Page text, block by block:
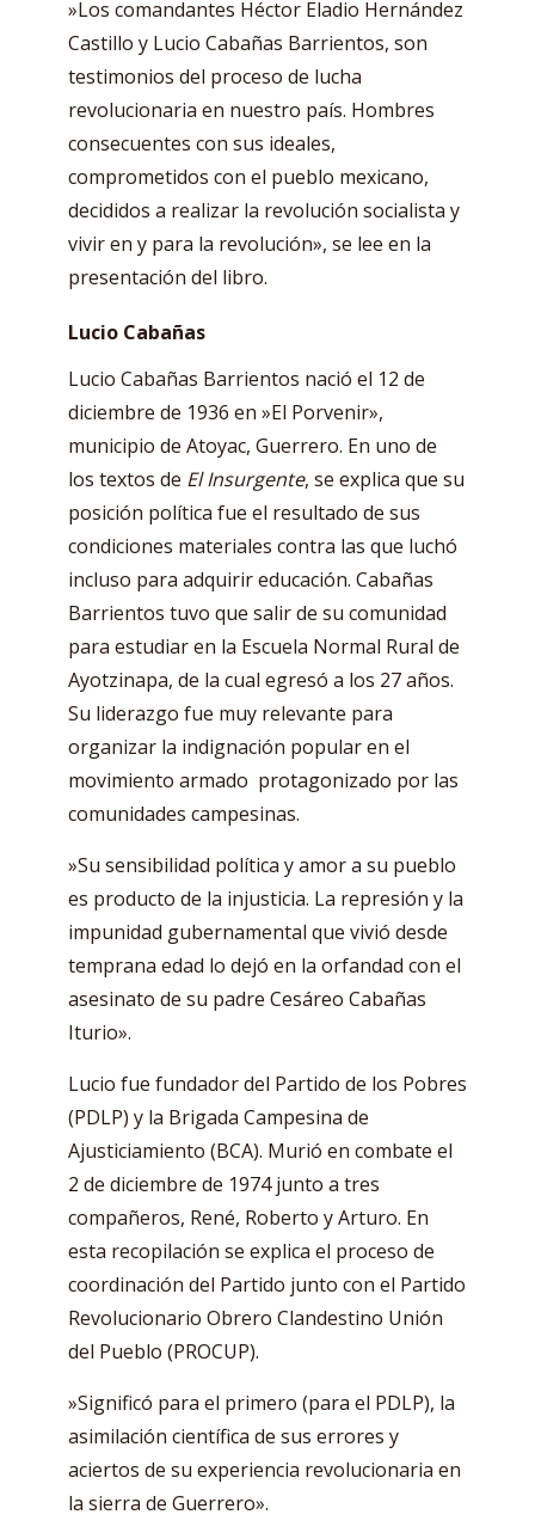
»Los comandantes Héctor Eladio Hernández
Castillo y Lucio Cabañas Barrientos, son
testimonios del proceso de lucha
revolucionaria en nuestro país. Hombres
consecuentes con sus ideales,
comprometidos con el pueblo mexicano,
decididos a realizar la revolución socialista y
vivir en y para la revolución», se lee en la
presentación del libro.
Lucio Cabañas
Lucio Cabañas Barrientos nació el 12 de
diciembre de 1936 en »El Porvenir»,
municipio de Atoyac, Guerrero. En uno de
los textos de El Insurgente, se explica que su
posición política fue el resultado de sus
condiciones materiales contra las que luchó
incluso para adquirir educación. Cabañas
Barrientos tuvo que salir de su comunidad
para estudiar en la Escuela Normal Rural de
Ayotzinapa, de la cual egresó a los 27 años.
Su liderazgo fue muy relevante para
organizar la indignación popular en el
movimiento armado protagonizado por las
comunidades campesinas.
»Su sensibilidad política y amor a su pueblo
es producto de la injusticia. La represión y la
impunidad gubernamental que vivió desde
temprana edad lo dejó en la orfandad con el
asesinato de su padre Cesáreo Cabañas
Iturio».
Lucio fue fundador del Partido de los Pobres
(PDLP) y la Brigada Campesina de
Ajusticiamiento (BCA). Murió en combate el
2 de diciembre de 1974 junto a tres
compañeros, René, Roberto y Arturo. En
esta recopilación se explica el proceso de
coordinación del Partido junto con el Partido
Revolucionario Obrero Clandestino Unión
del Pueblo (PROCUP).
»Significó para el primero (para el PDLP), la
asimilación científica de sus errores y
aciertos de su experiencia revolucionaria en
la sierra de Guerrero».